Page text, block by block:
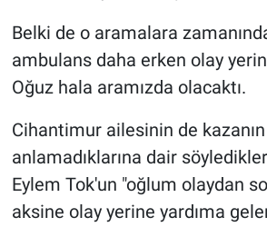
Belki de o aramalara
ambulans daha erken olay
Oğuz hala aramızda olacaktı.
Cihantimur ailesinin de
anlamadıklarına dair
Eylem Tok'un "oğlum olaydan
aksine olay yerine yardıma
Türkiye'nin Gündemi
Yerel Gündem
Yerel Yaşam
Canlı Yayın